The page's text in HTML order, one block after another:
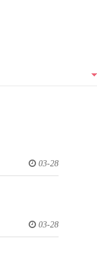
03-28
03-28